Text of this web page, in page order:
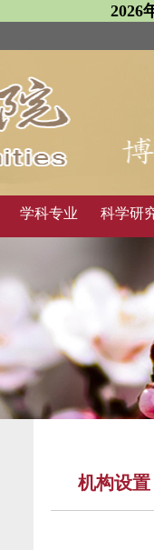
2026
学科专业 科学研
机构设置